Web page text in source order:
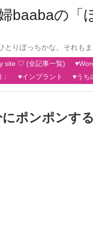
baabaの「
とりぼっちかな。それもま
site ♡ (全記事一覧)
♥インプラント ♥うち
ポンポンす